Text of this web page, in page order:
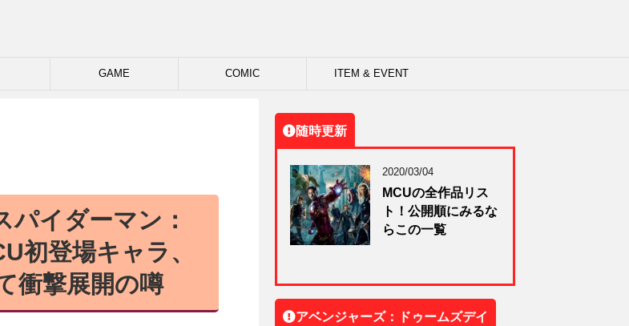
GAME COMIC ITEM & EVENT
パイダーマン：
初登場キャラ、
衝撃展開の噂
随時更新
2020/03/04
MCUの全作品リス
ト！公開順にみるな
らこの一覧
アベンジャーズ：ドゥームズデイ